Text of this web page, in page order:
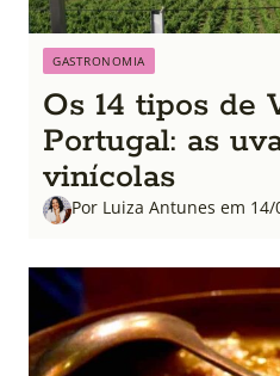
GASTRONOMIA
Os 14 tipos de
Portugal: as
vinícolas
Por Luiza Antunes em 14/